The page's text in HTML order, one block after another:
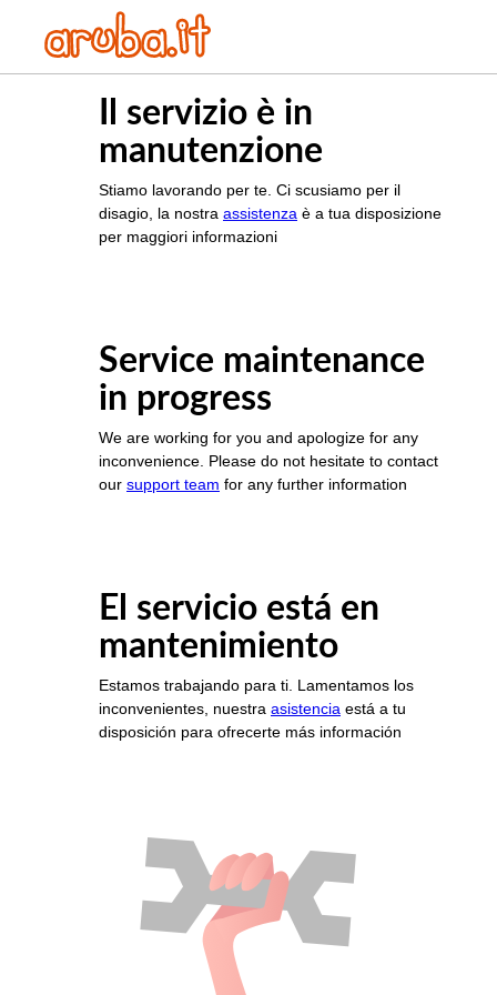
Il servizio è in
manutenzione
Stiamo lavorando per te. Ci scusiamo per il
disagio, la nostra assistenza è a tua disposizione
per maggiori informazioni
Service maintenance
in progress
We are working for you and apologize for any
inconvenience. Please do not hesitate to contact
our support team for any further information
El servicio está en
mantenimiento
Estamos trabajando para ti. Lamentamos los
inconvenientes, nuestra asistencia está a tu
disposición para ofrecerte más información